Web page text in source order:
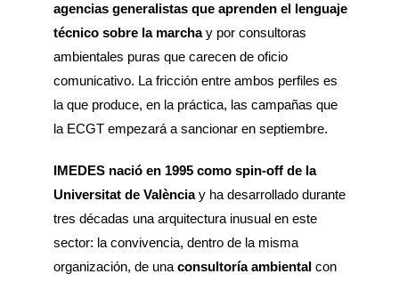
agencias generalistas que aprenden el lenguaje
técnico sobre la marchay por consultoras
ambientales puras que carecen de oficio
comunicativo. La fricción entre ambos perfiles es
la que produce, en la práctica, las campañas que
la ECGT empezará a sancionar en septiembre.
IMEDES nació en 1995 como spin-off de la
Universitat de Valènciay ha desarrollado durante
tres décadas una arquitectura inusual en este
sector: la convivencia, dentro de la misma
organización, de una consultoría ambientalcon